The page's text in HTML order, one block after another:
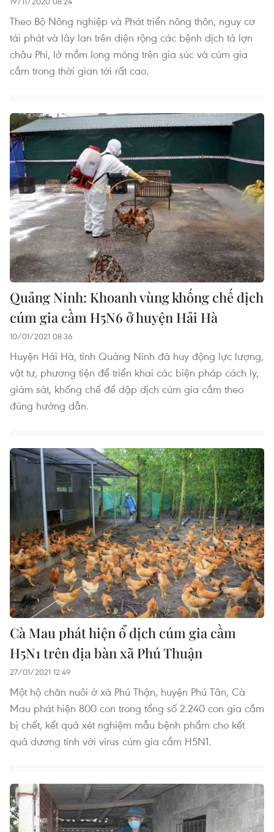
Theo Bộ Nông nghiệp và Phát triển nông thôn, nguy cơ
tái phát và lây lan trên diện rộng các bệnh dịch tả lợn
châu Phi, lở mồm long móng trên gia súc và cúm gia
cầm trong thời gian tới rất cao.
Quảng Ninh: Khoanh vùng khống chế dịch
cúm gia cầm H5N6 ở huyện Hải Hà
10/01/2021 08:36
Huyện Hải Hà, tỉnh Quảng Ninh đã huy động lực lượng,
vật tư, phương tiện để triển khai các biện pháp cách ly,
giám sát, khống chế để dập dịch cúm gia cầm theo
đúng hướng dẫn.
Cà Mau phát hiện ổ dịch cúm gia cầm
H5N1 trên địa bàn xã Phú Thuận
27/01/2021 12:49
Một hộ chăn nuôi ở xã Phú Thận, huyện Phú Tân, Cà
Mau phát hiện 800 con trong tổng số 2.240 con gia cầm
bị chết, kết quả xét nghiệm mẫu bệnh phẩm cho kết
quả dương tính với virus cúm gia cầm H5N1.